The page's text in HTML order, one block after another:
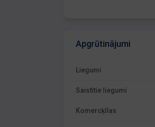
Apgrūtinājumi
Liegumi
Saistītie liegumi
Komercķīlas